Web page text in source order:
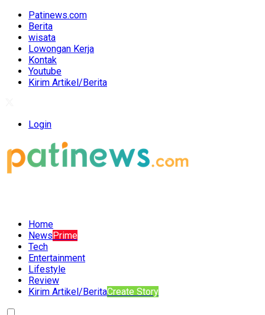
Patinews.com
Berita
wisata
Lowongan Kerja
Kontak
Youtube
Kirim Artikel/Berita
Login
Home
NewsPrime
Tech
Entertainment
Lifestyle
Review
Kirim Artikel/BeritaCreate Story